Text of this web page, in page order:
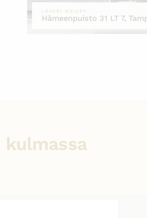
LÖYDÄT MEIDÄT
Hämeenpuisto 31 LT 7,
kulmassa